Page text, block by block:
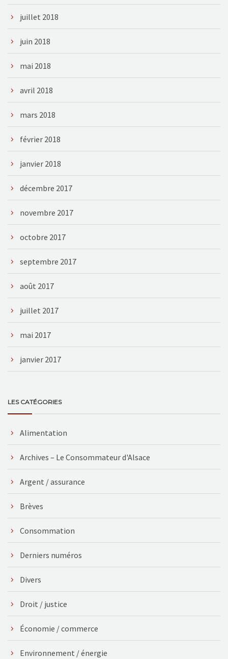
juillet 2018
juin 2018
mai 2018
avril 2018
mars 2018
février 2018
janvier 2018
décembre 2017
novembre 2017
octobre 2017
septembre 2017
août 2017
juillet 2017
mai 2017
janvier 2017
LES CATÉGORIES
Alimentation
Archives – Le Consommateur d'Alsace
Argent / assurance
Brèves
Consommation
Derniers numéros
Divers
Droit / justice
Économie / commerce
Environnement / énergie